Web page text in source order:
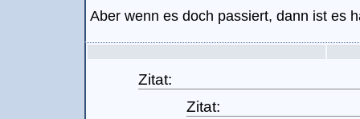
Aber wenn es doch passiert, dann ist es
Zitat:
Zitat: